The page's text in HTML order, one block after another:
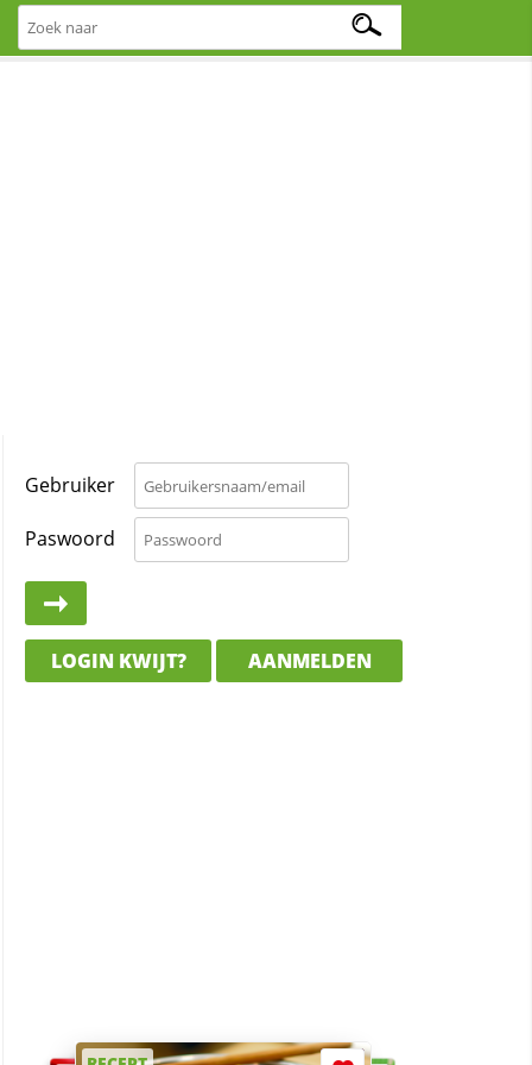
Gebruiker
Paswoord
LOGIN KWIJT? AANMELDEN